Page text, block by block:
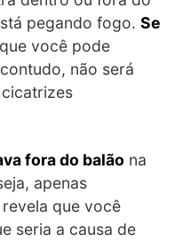
pegando fogo. Se
você pode
não será
fora do balão na
apenas
que você
seria a causa de